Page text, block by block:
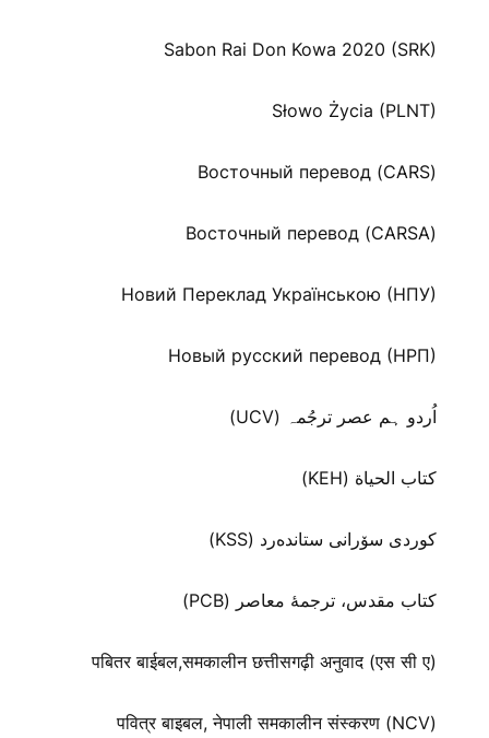
Sabon Rai Don Kowa 2020 (SRK)
Słowo Życia (PLNT)
Восточный перевод (CARS)
Восточный перевод (CARSA)
Новий Переклад Українською (НПУ)
Новый русский перевод (НРП)
اُردو ہم عصر ترجُمہ (UCV)
كتاب الحياة (KEH)
كوردی سۆرانی ستانده‌رد (KSS)
کتاب مقدس، ترجمۀ معاصر (PCB)
पबितर बाईबल,समकालीन छत्तीसगढ़ी अनुवाद (एस सी ए)
पवित्र बाइबल, नेपाली समकालीन संस्करण (NCV)